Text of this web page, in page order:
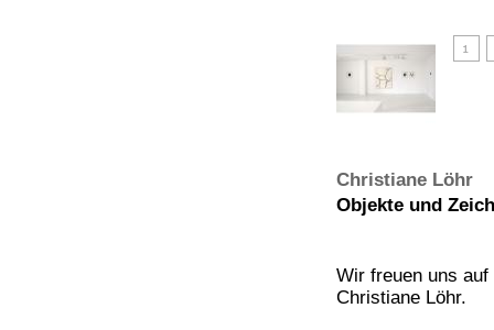
Christiane Löhr
Objekte und
Wir freuen uns
Christiane Löhr.